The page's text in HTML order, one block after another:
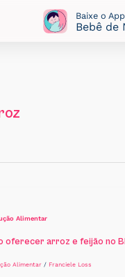
Baixe o App
Bebê de
Alimentar
oferecer arroz e feijão no
Alimentar / Franciele Loss